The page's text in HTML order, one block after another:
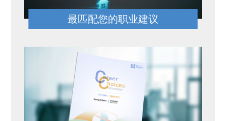
最匹配您的职业建议